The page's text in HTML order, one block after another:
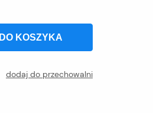
DO KOSZYKA
dodaj do przechowalni